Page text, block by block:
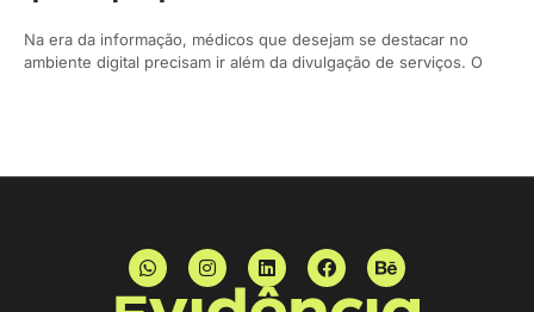
Na era da informação, médicos que desejam se destacar no
ambiente digital precisam ir além da divulgação de serviços. O